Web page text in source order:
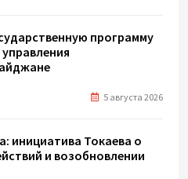
программу
5 августа 2026
инициатива Токаева о
и возобновлении